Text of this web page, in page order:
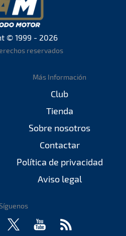
© 1999 - 2026
reservados
Más Información
Club
Tienda
Sobre nosotros
Contactar
Política de privacidad
Aviso legal